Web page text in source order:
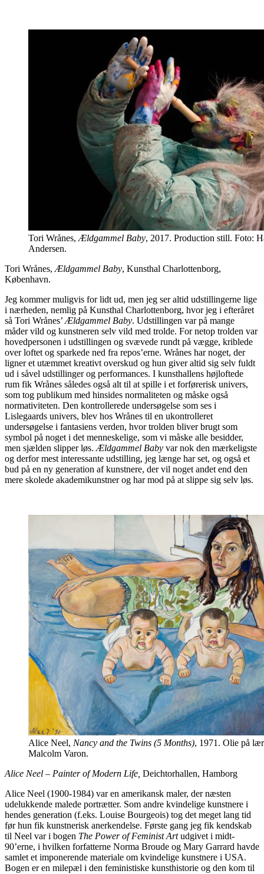
Tori Wrånes, Ældgammel Baby, 2017. Production still. Foto:
Andersen.
Tori Wrånes, Ældgammel Baby, Kunsthal Charlottenborg,
København.
Jeg kommer muligvis for lidt ud, men jeg ser altid udstillingerne lige
i nærheden, nemlig på Kunsthal Charlottenborg, hvor jeg i efteråret
så Tori Wrånes’ Ældgammel Baby. Udstillingen var på mange
måder vild og kunstneren selv vild med trolde. For netop trolden var
hovedpersonen i udstillingen og svævede rundt på vægge, kriblede
over loftet og sparkede ned fra repos’erne. Wrånes har noget, der
ligner et utæmmet kreativt overskud og hun giver altid sig selv fuldt
ud i såvel udstillinger og performances. I kunsthallens højloftede
rum fik Wrånes således også alt til at spille i et forførerisk univers,
som tog publikum med hinsides normaliteten og måske også
normativiteten. Den kontrollerede undersøgelse som ses i
Lislegaards univers, blev hos Wrånes til en ukontrolleret
undersøgelse i fantasiens verden, hvor trolden bliver brugt som
symbol på noget i det menneskelige, som vi måske alle besidder,
men sjælden slipper løs. Ældgammel Baby var nok den mærkeligste
og derfor mest interessante udstilling, jeg længe har set, og også et
bud på en ny generation af kunstnere, der vil noget andet end den
mere skolede akademikunstner og har mod på at slippe sig selv løs.
Alice Neel, Nancy and the Twins (5 Months), 1971. Olie på
Malcolm Varon.
Alice Neel – Painter of Modern Life, Deichtorhallen, Hamborg
Alice Neel (1900-1984) var en amerikansk maler, der næsten
udelukkende malede portrætter. Som andre kvindelige kunstnere i
hendes generation (f.eks. Louise Bourgeois) tog det meget lang tid
før hun fik kunstnerisk anerkendelse. Første gang jeg fik kendskab
til Neel var i bogen The Power of Feminist Artudgivet i midt-
90’erne, i hvilken forfatterne Norma Broude og Mary Garrard havde
samlet et imponerende materiale om kvindelige kunstnere i USA.
Bogen er en milepæl i den feministiske kunsthistorie og den kom til